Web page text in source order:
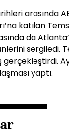
arasında
katılan
da
sergiledi.
gerçekleştirdi.
yaptı.